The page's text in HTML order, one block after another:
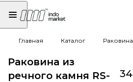
Главная Каталог
Раковина из
речного камня RS-